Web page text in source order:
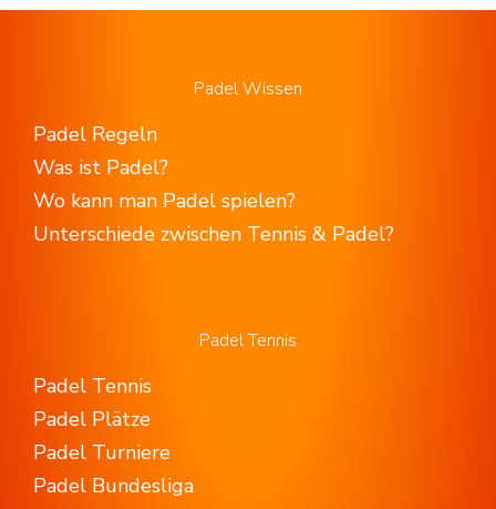
Padel Wissen
Padel Regeln
Was ist Padel?
Wo kann man Padel spielen?
Unterschiede zwischen Tennis & Padel?
Padel Tennis
Padel Tennis
Padel Plätze
Padel Turniere
Padel Bundesliga